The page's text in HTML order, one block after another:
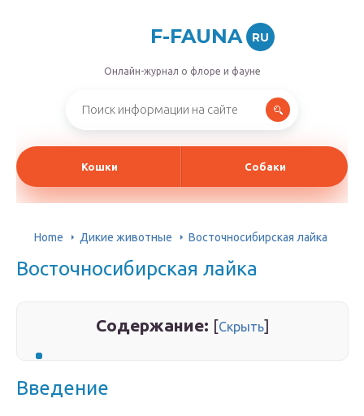
F-FAUNA RU
Онлайн-журнал о флоре и фауне
Кошки Собаки
Home Дикие животные Восточносибирская лайка
Восточносибирская лайка
Содержание: [Скрыть]
Введение